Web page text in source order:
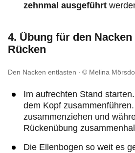
zehnmal ausgeführt
4. Übung für den
Rücken
Den Nacken entlasten © Melina
Im aufrechten Stand
dem Kopf
zusammenziehen und
Rückenübung
Die Ellenbogen so weit es